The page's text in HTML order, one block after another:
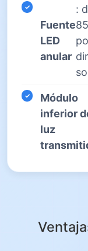
Fuente
LED
anular
:
Módulo
inferior
luz